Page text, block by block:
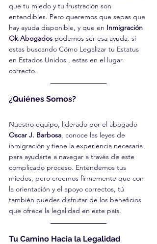
que tu miedo y tu frustración son
entendibles. Pero queremos que sepas que
hay ayuda disponible, y que en Inmigración
Ok Abogados podemos ser esa ayuda. si
estas buscando Cómo Legalizar tu Estatus
en Estados Unidos , estas en el lugar
correcto.
¿Quiénes Somos?
Nuestro equipo, liderado por el abogado
Oscar J. Barbosa, conoce las leyes de
inmigración y tiene la experiencia necesaria
para ayudarte a navegar a través de este
complicado proceso. Entendemos tus
miedos, pero creemos firmemente que con
la orientación y el apoyo correctos, tú
también puedes disfrutar de los beneficios
que ofrece la legalidad en este país.
Tu Camino Hacia la Legalidad